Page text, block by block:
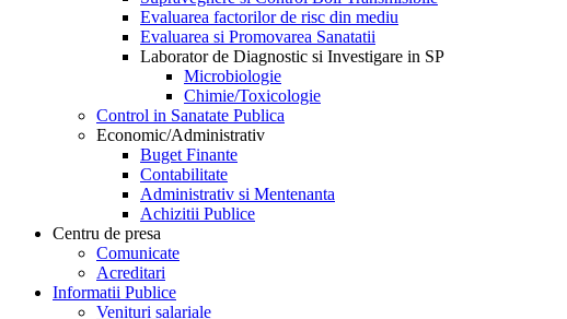
Evaluarea factorilor de risc din mediu
Evaluarea si Promovarea Sanatatii
Laborator de Diagnostic si Investigare in SP
Microbiologie
Chimie/Toxicologie
Control in Sanatate Publica
Economic/Administrativ
Buget Finante
Contabilitate
Administrativ si Mentenanta
Achizitii Publice
Centru de presa
Comunicate
Acreditari
Informatii Publice
Venituri salariale